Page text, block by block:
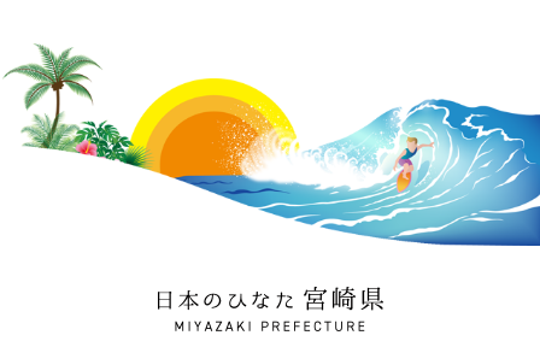
日本のひなた 宮崎県
MIYAZAKI PREFECTURE